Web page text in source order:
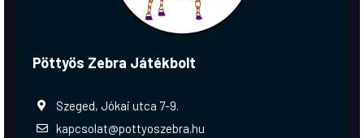
Pöttyös Zebra Játékbolt
Szeged, Jókai utca 7-9.
kapcsolat@pottyoszebra.hu